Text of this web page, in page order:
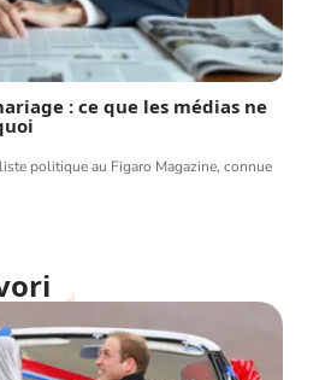
: ce que les médias ne
politique au Figaro Magazine, connue